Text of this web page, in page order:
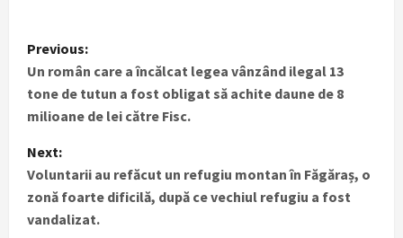
P
o
s
t
n
a
Previous:
Un român care a încălcat legea vânzând ilegal 13
tone de tutun a fost obligat să achite daune de 8
milioane de lei către Fisc.
Next:
Voluntarii au refăcut un refugiu montan în Făgăraș, o
zonă foarte dificilă, după ce vechiul refugiu a fost
vandalizat.